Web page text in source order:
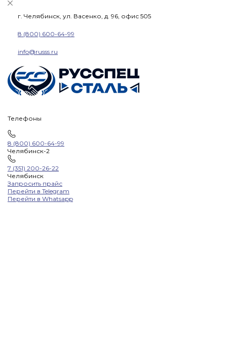
г. Челябинск, ул. Васенко, д. 96, офис 505
8 (800) 600-64-99
info@russs.ru
Телефоны
8 (800) 600-64-99
Челябинск-2
7 (351) 200-26-22
Челябинск
Запросить прайс
Перейти в Telegram
Перейти в Whatsapp